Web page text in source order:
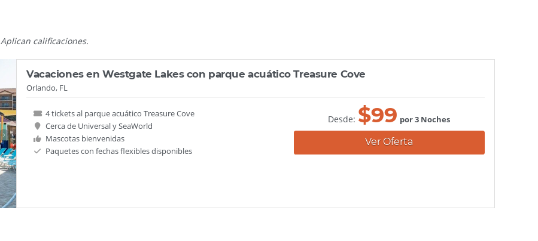
Aplican calificaciones.
Vacaciones en Westgate Lakes con parque acuático Treasure Cove
Orlando, FL
4 tickets al parque acuático Treasure Cove
Cerca de Universal y SeaWorld
Mascotas bienvenidas
Paquetes con fechas flexibles disponibles
Desde: $99 por 3 Noches
Ver Oferta